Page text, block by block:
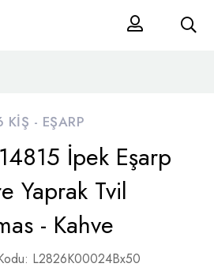
KIŞ - EŞARP
İpek Eşarp
Yaprak Tvil
- Kahve
L2826K00024Bx50